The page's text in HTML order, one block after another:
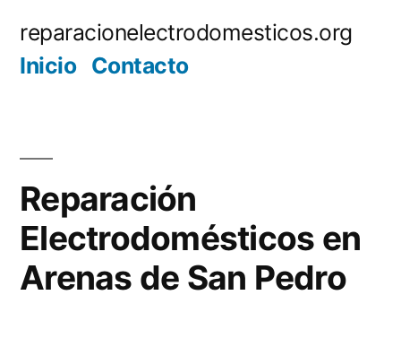
reparacionelectrodomesticos.org
Inicio Contacto
Reparación
Electrodomésticos en
Arenas de San Pedro